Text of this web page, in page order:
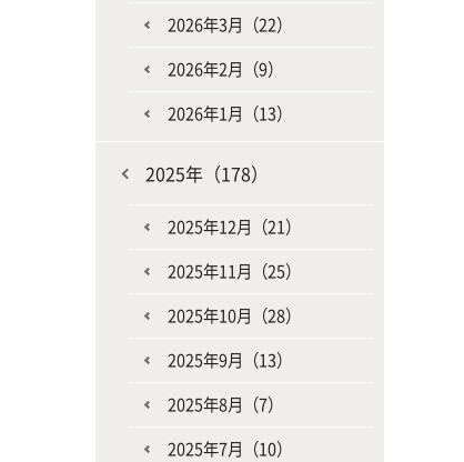
2026年3月（22）
2026年2月（9）
2026年1月（13）
2025年（178）
2025年12月（21）
2025年11月（25）
2025年10月（28）
2025年9月（13）
2025年8月（7）
2025年7月（10）